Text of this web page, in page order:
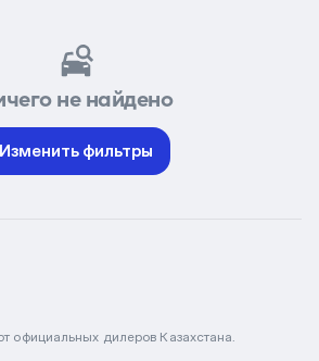
не найдено
Изменить фильтры
официальных дилеров Казахстана.